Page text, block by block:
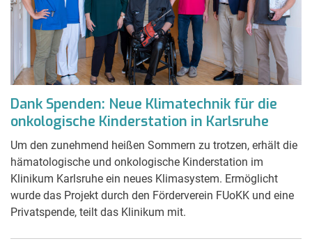
Dank Spenden: Neue Klimatechnik für die
onkologische Kinderstation in Karlsruhe
Um den zunehmend heißen Sommern zu trotzen, erhält die
hämatologische und onkologische Kinderstation im
Klinikum Karlsruhe ein neues Klimasystem. Ermöglicht
wurde das Projekt durch den Förderverein FUoKK und eine
Privatspende, teilt das Klinikum mit.